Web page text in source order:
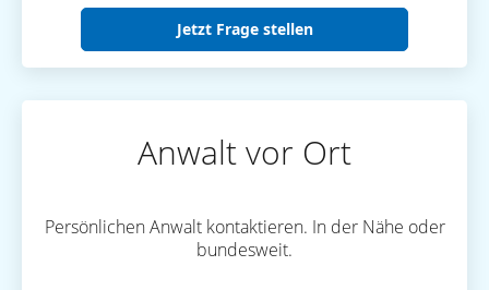
Jetzt Frage stellen
Anwalt vor Ort
Persönlichen Anwalt kontaktieren. In der Nähe oder
bundesweit.